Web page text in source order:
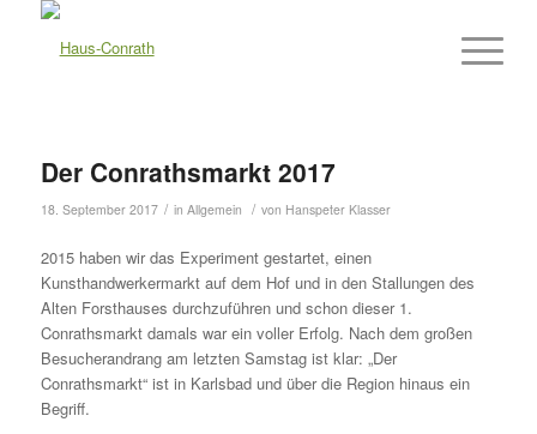
Der Conrathsmarkt 2017
18. September 2017 / in Allgemein / von Hanspeter Klasser
2015 haben wir das Experiment gestartet, einen
Kunsthandwerkermarkt auf dem Hof und in den Stallungen des
Alten Forsthauses durchzuführen und schon dieser 1.
Conrathsmarkt damals war ein voller Erfolg. Nach dem großen
Besucherandrang am letzten Samstag ist klar: „Der
Conrathsmarkt“ ist in Karlsbad und über die Region hinaus ein
Begriff.